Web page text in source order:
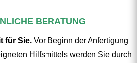
BERATUNG
für Sie. Vor Beginn der Anfertigung
Hilfsmittels werden Sie durch